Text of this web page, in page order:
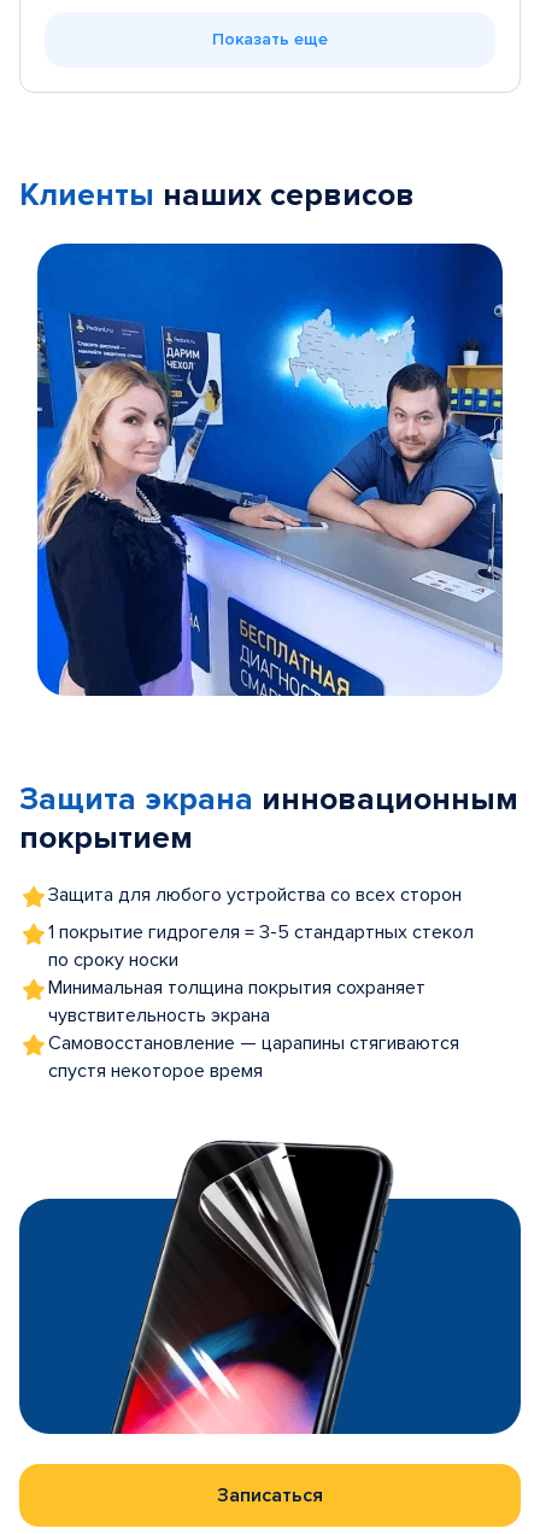
Показать еще
Клиенты наших сервисов
5
Защита экрана инновационным
покрытием
Защита для любого устройства со всех сторон
1 покрытие гидрогеля = 3-5 стандартных стекол
по сроку носки
Минимальная толщина покрытия сохраняет
чувствительность экрана
Самовосстановление — царапины стягиваются
спустя некоторое время
Записаться